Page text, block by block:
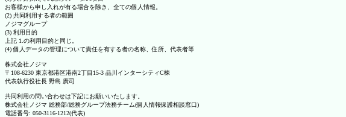
お客様から申し入れが有る場合を除き、全ての個人情報。
(2) 共同利用する者の範囲
ノジマグループ
(3) 利用目的
上記 1.の利用目的と同じ。
(4) 個人データの管理について責任を有する者の名称、住所、代表者等
株式会社ノジマ
〒108-6230 東京都港区港南2丁目15-3 品川インターシティC棟
代表執行役社長 野島 廣司
共同利用の問い合わせは下記にお願いいたします。
株式会社ノジマ 総務部/総務グループ法務チーム(個人情報保護相談窓口)
電話番号: 050-3116-1212(代表)